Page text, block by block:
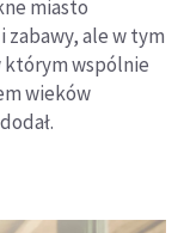
miasto
ale w tym
wspólnie
wieków